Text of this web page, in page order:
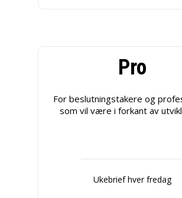
Pro
For beslutningstakere og
som vil være i forkant av
Ukebrief hver fredag